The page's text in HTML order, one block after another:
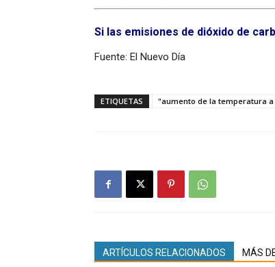
Si las emisiones de dióxido de
Fuente: El Nuevo Día
ETIQUETAS "aumento de la temperatura
ARTÍCULOS RELACIONADOS MÁS